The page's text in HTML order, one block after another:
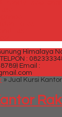
Gunung Himalaya
TELPON :
Email :
» Jual Kursi